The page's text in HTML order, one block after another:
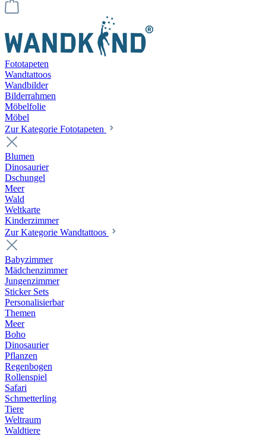
Fototapeten
Wandtattoos
Wandbilder
Bilderrahmen
Möbelfolie
Möbel
Zur Kategorie Fototapeten
Blumen
Dinosaurier
Dschungel
Meer
Wald
Weltkarte
Kinderzimmer
Zur Kategorie Wandtattoos
Babyzimmer
Mädchenzimmer
Jungenzimmer
Sticker Sets
Personalisierbar
Themen
Meer
Boho
Dinosaurier
Pflanzen
Regenbogen
Rollenspiel
Safari
Schmetterling
Tiere
Weltraum
Waldtiere